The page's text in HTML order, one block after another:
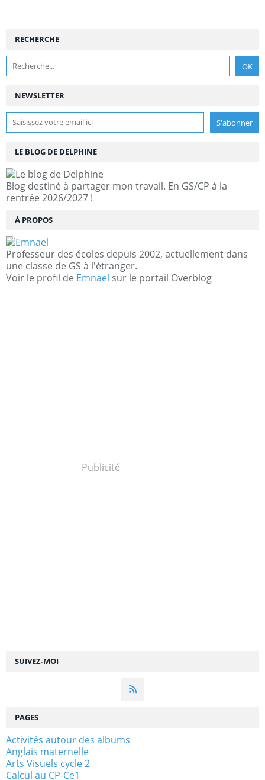
NEWSLETTER
SUIVEZ-MOI
RECHERCHE
LE BLOG DE DELPHINE
Blog destiné à partager mon travail. En GS/CP à la
rentrée 2026/2027 !
À PROPOS
Professeur des écoles depuis 2002, actuellement dans
une classe de GS à l'étranger.
Voir le profil de Emnael sur le portail Overblog
Publicité
PAGES
Activités autour des albums
Anglais maternelle
Arts Visuels cycle 2
Calcul au CP-Ce1